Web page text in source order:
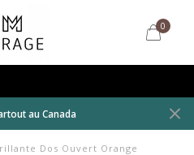
0
au Canada
Dos Ouvert Orange